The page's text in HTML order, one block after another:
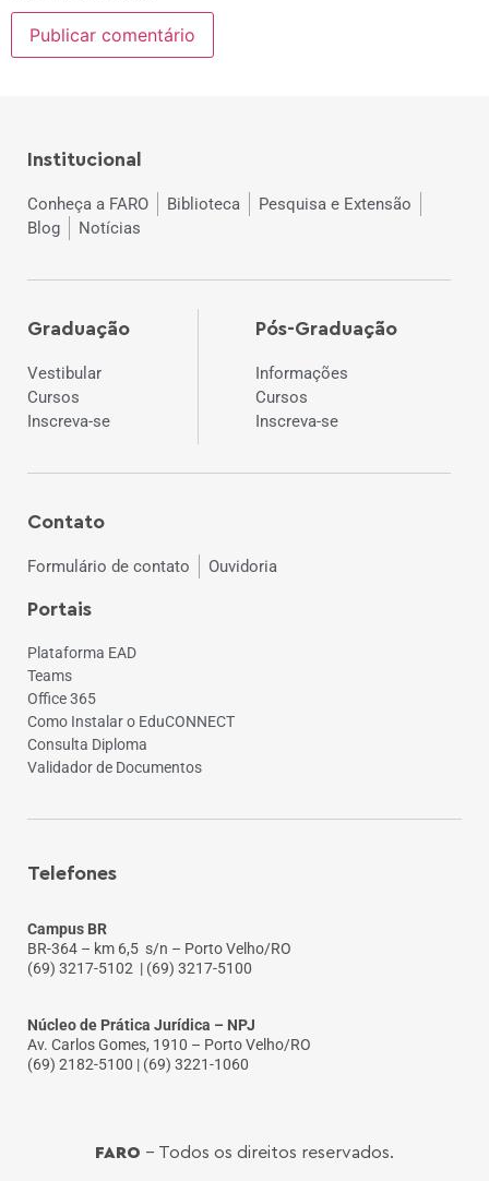
Institucional
Conheça a FARO Biblioteca
Pesquisa e Extensão
Blog
Notícias
Graduação
Vestibular
Cursos
Inscreva-se
Pós-Graduação
Informações
Cursos
Inscreva-se
Contato
Formulário de contato Ouvidoria
Portais
Plataforma EAD
Teams
Office 365
Como Instalar o EduCONNECT
Consulta Diploma
Validador de Documentos
Telefones
Campus BR
BR-364 – km 6,5 s/n – Porto Velho/RO
(69) 3217-5102 | (69) 3217-5100
Núcleo de Prática Jurídica – NPJ
Av. Carlos Gomes, 1910 – Porto Velho/RO
(69) 2182-5100 | (69) 3221-1060
FARO - Todos os direitos reservados.